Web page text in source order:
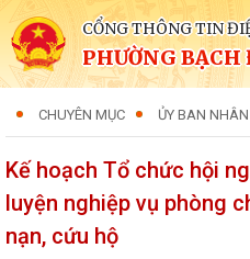
CỔNG THÔNG TIN
PHƯỜNG BẠCH
CHUYÊN MỤC ỦY BAN
Kế hoạch Tổ chức hội
luyện nghiệp vụ phòng
nạn, cứu hộ